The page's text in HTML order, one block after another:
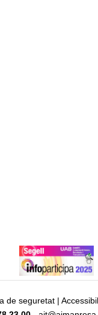
de seguretat |